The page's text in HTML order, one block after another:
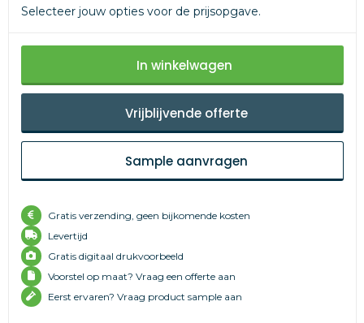
Selecteer jouw opties voor de prijsopgave.
In winkelwagen
Vrijblijvende offerte
Sample aanvragen
Gratis verzending, geen bijkomende kosten
Levertijd
Gratis digitaal drukvoorbeeld
Voorstel op maat? Vraag een offerte aan
Eerst ervaren? Vraag product sample aan